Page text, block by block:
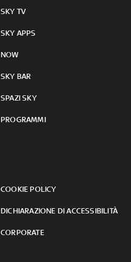
SKY TV
SKY APPS
NOW
SKY BAR
SPAZI SKY
PROGRAMMI
COOKIE POLICY
DICHIARAZIONE DI ACCESSIBILITÀ
CORPORATE